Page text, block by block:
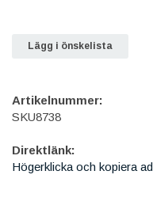
Lägg i önskelista
Artikelnummer:
SKU8738
Direktlänk:
Högerklicka och kopiera